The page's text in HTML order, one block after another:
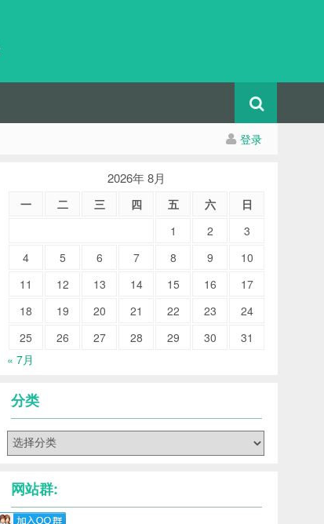
登录
2026年 8月
一 二 三 四 五 六
日
1
2
3
4
5 6 7 8 9
10
11
12 13 14 15 16
17
18
19 20 21 22 23
24
25
26 27 28 29 30
31
« 7月
分类
网站群: